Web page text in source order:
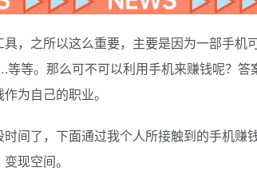
，之所以这么重要，主要是因为一部手机
等。那么可不可以利用手机来赚钱呢？
为自己的职业。
间了，下面通过我个人所接触到的手机赚
现空间。